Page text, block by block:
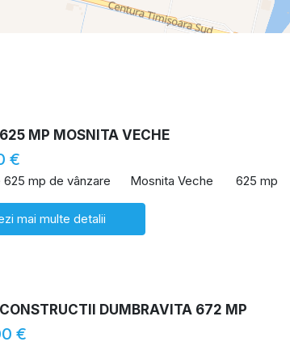
MP MOSNITA VECHE
€
625 mp de vânzare Mosnita Veche 625 mp
mai multe detalii
DUMBRAVITA 672 MP
€